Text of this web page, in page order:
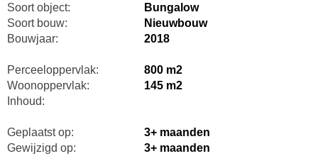
Soort object:
Bungalow
Soort bouw:
Nieuwbouw
Bouwjaar:
2018
Perceeloppervlak:
800 m2
Woonoppervlak:
145 m2
Inhoud:
Geplaatst op:
3+ maanden
Gewijzigd op:
3+ maanden